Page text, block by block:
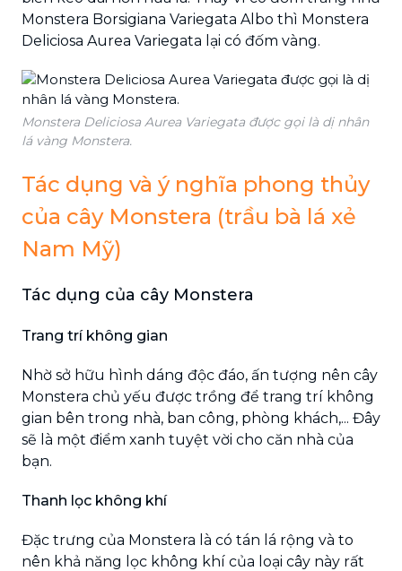
Monstera Borsigiana Variegata Albo thì Monstera
Deliciosa Aurea Variegata lại có đốm vàng.
Monstera Deliciosa Aurea Variegata được gọi là dị nhân
lá vàng Monstera.
Tác dụng và ý nghĩa phong thủy
của cây Monstera (trầu bà lá xẻ
Nam Mỹ)
Tác dụng của cây Monstera
Trang trí không gian
Nhờ sở hữu hình dáng độc đáo, ấn tượng nên cây
Monstera chủ yếu được trồng để trang trí không
gian bên trong nhà, ban công, phòng khách,... Đây
sẽ là một điểm xanh tuyệt vời cho căn nhà của
bạn.
Thanh lọc không khí
Đặc trưng của Monstera là có tán lá rộng và to
nên khả năng lọc không khí của loại cây này rất